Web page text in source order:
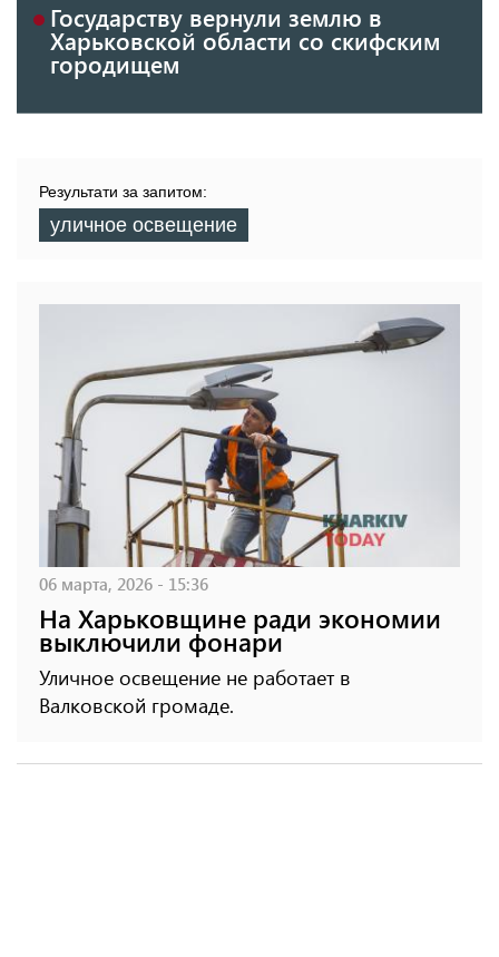
Государству вернули землю в
Харьковской области со скифским
городищем
Результати за запитом:
уличное освещение
06 марта, 2026 - 15:36
На Харьковщине ради экономии
выключили фонари
Уличное освещение не работает в
Валковской громаде.